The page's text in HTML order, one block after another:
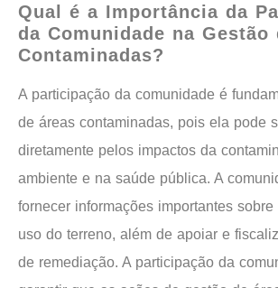
Qual é a Importância da
da Comunidade na Gestão
Contaminadas?
A participação da comunidade é
de áreas contaminadas, pois ela pode
diretamente pelos impactos da
ambiente e na saúde pública. A
fornecer informações importantes
uso do terreno, além de apoiar e
de remediação. A participação da